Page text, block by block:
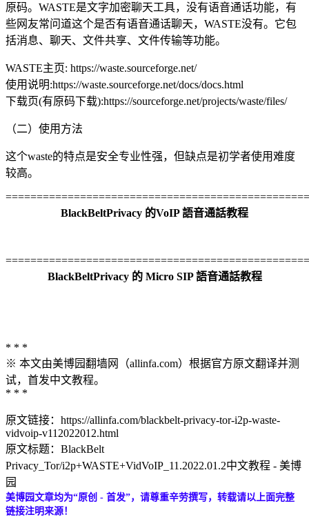
原码。WASTE是文字加密聊天工具，没有语音通话功能，有
些网友常问道这个是否有语音通话聊天，WASTE没有。它包
括消息、聊天、文件共享、文件传输等功能。
WASTE主页: https://waste.sourceforge.net/
使用说明:https://waste.sourceforge.net/docs/docs.html
下载页(有原码下载):https://sourceforge.net/projects/waste/files/
（二）使用方法
这个waste的特点是安全专业性强，但缺点是初学者使用难度
较高。
BlackBeltPrivacy 的VoIP 語音通話教程
BlackBeltPrivacy 的 Micro SIP 語音通話教程
* * *
※ 本文由美博园翻墙网（allinfa.com）根据官方原文翻译并测
试，首发中文教程。
* * *
原文链接：https://allinfa.com/blackbelt-privacy-tor-i2p-waste-
vidvoip-v112022012.html
原文标题：BlackBelt
Privacy_Tor/i2p+WASTE+VidVoIP_11.2022.01.2中文教程 - 美博
园
美博园文章均为“原创 - 首发”，请尊重辛劳撰写，转载请以上面完整
链接注明来源！